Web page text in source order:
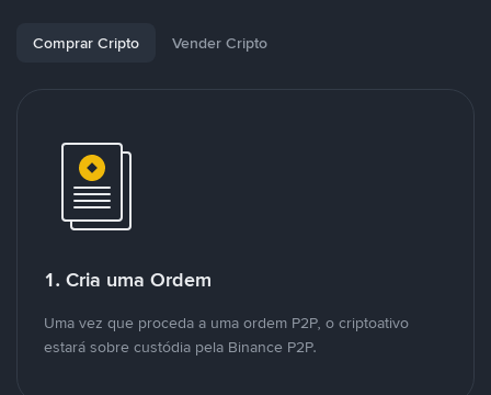
Comprar Cripto Vender Cripto
1. Cria uma Ordem
Uma vez que proceda a uma ordem P2P, o criptoativo
estará sobre custódia pela Binance P2P.